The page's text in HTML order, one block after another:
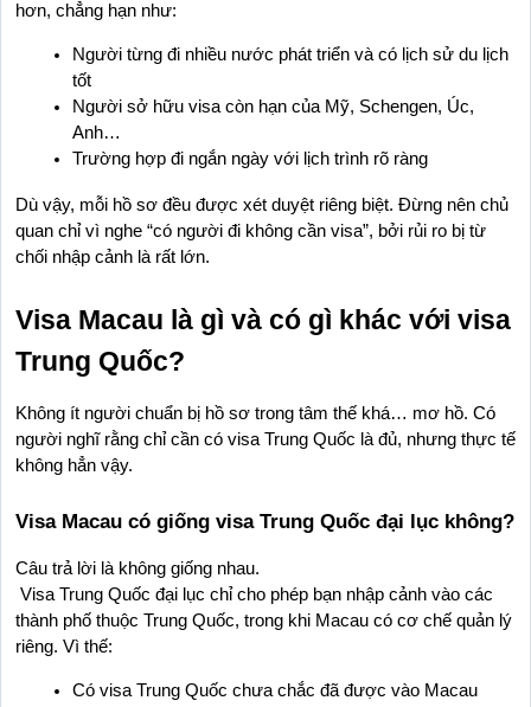
hơn, chẳng hạn như:
Người từng đi nhiều nước phát triển và có lịch sử du lịch
tốt
Người sở hữu visa còn hạn của Mỹ, Schengen, Úc,
Anh…
Trường hợp đi ngắn ngày với lịch trình rõ ràng
Dù vậy, mỗi hồ sơ đều được xét duyệt riêng biệt. Đừng nên chủ
quan chỉ vì nghe “có người đi không cần visa”, bởi rủi ro bị từ
chối nhập cảnh là rất lớn.
Visa Macau là gì và có gì khác với visa
Trung Quốc?
Không ít người chuẩn bị hồ sơ trong tâm thế khá… mơ hồ. Có
người nghĩ rằng chỉ cần có visa Trung Quốc là đủ, nhưng thực tế
không hẳn vậy.
Visa Macau có giống visa Trung Quốc đại lục không?
Câu trả lời là không giống nhau.
Visa Trung Quốc đại lục chỉ cho phép bạn nhập cảnh vào các
thành phố thuộc Trung Quốc, trong khi Macau có cơ chế quản lý
riêng. Vì thế:
Có visa Trung Quốc chưa chắc đã được vào Macau